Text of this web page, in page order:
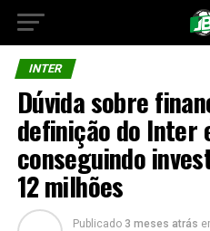
INTER
Dúvida sobre
definição do Inter
conseguindo
12 milhões
Publicado 3 meses atrás